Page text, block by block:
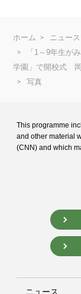
ホーム ニュース
「1～9年生が
学園」で開校式
写真
This programme
and other material
(CNN) and which
ニュース